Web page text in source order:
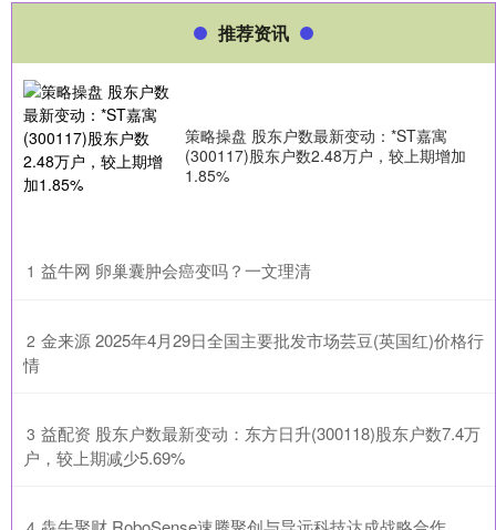
推荐资讯
策略操盘 股东户数最新变动：*ST嘉寓
(300117)股东户数2.48万户，较上期增加
1.85%
1 ​益牛网 卵巢囊肿会癌变吗？一文理清
2 ​金来源 2025年4月29日全国主要批发市场芸豆(英国红)价格行
情
3 ​益配资 股东户数最新变动：东方日升(300118)股东户数7.4万
户，较上期减少5.69%